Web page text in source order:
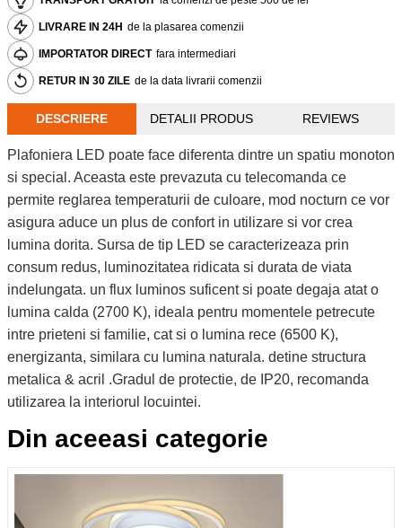
LIVRARE IN 24H de la plasarea comenzii
IMPORTATOR DIRECT fara intermediari
RETUR IN 30 ZILE de la data livrarii comenzii
DESCRIERE DETALII PRODUS REVIEWS
Plafoniera LED poate face diferenta dintre un spatiu monoton
si special. Aceasta este prevazuta cu telecomanda ce
permite reglarea temperaturii de culoare, mod nocturn ce vor
asigura aduce un plus de confort in utilizare si vor crea
lumina dorita. Sursa de tip LED se caracterizeaza prin
consum redus, luminozitatea ridicata si durata de viata
indelungata. un flux luminos suficent si poate degaja atat o
lumina calda (2700 K), ideala pentru momentele petrecute
intre prieteni si familie, cat si o lumina rece (6500 K),
energizanta, similara cu lumina naturala. detine structura
metalica & acril .Gradul de protectie, de IP20, recomanda
utilizarea la interiorul locuintei.
Din aceeasi categorie